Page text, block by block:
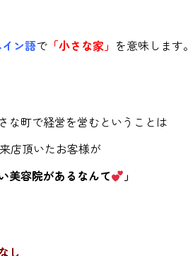
ン語で 「小さな家」 を意味します。
な町で経営を営むということは
来店頂いたお客様が
美容院があるなんて
」
し